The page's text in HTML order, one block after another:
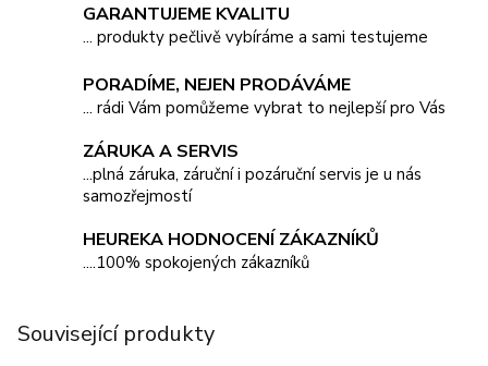
GARANTUJEME KVALITU
... produkty pečlivě vybíráme a sami testujeme
PORADÍME, NEJEN PRODÁVÁME
... rádi Vám pomůžeme vybrat to nejlepší pro Vás
ZÁRUKA A SERVIS
...plná záruka, záruční i pozáruční servis je u nás
samozřejmostí
HEUREKA HODNOCENÍ ZÁKAZNÍKŮ
....100% spokojených zákazníků
Související produkty